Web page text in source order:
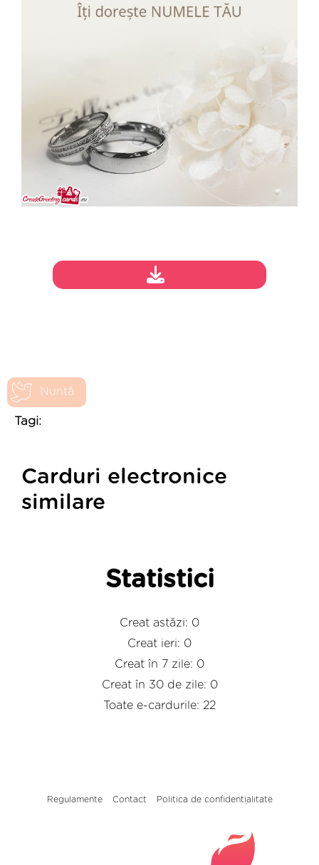
Nuntă
Tagi:
Carduri electronice
similare
Statistici
Creat astăzi: 0
Creat ieri: 0
Creat în 7 zile: 0
Creat în 30 de zile: 0
Toate e-cardurile: 22
Regulamente Contact Politica de confidențialitate